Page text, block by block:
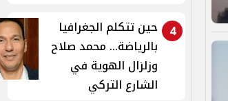
4
حين تتكلم الجغرافيا
بالرياضة... محمد صلاح
وزلزال الهوية في
الشارع التركي